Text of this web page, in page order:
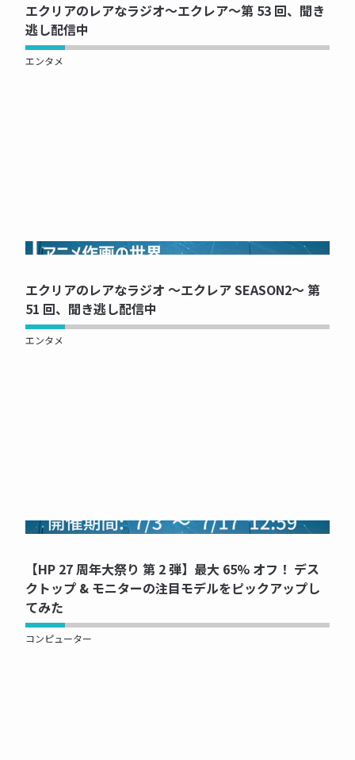
エクリアのレアなラジオ～エクレア～第 53 回、聞き
逃し配信中
エンタメ
NOW PRINTING...
エクリアのレアなラジオ ～エクレア SEASON2～ 第
51 回、聞き逃し配信中
エンタメ
NOW PRINTING...
【HP 27 周年大祭り 第 2 弾】最大 65% オフ！ デス
クトップ & モニターの注目モデルをピックアップし
てみた
コンピューター